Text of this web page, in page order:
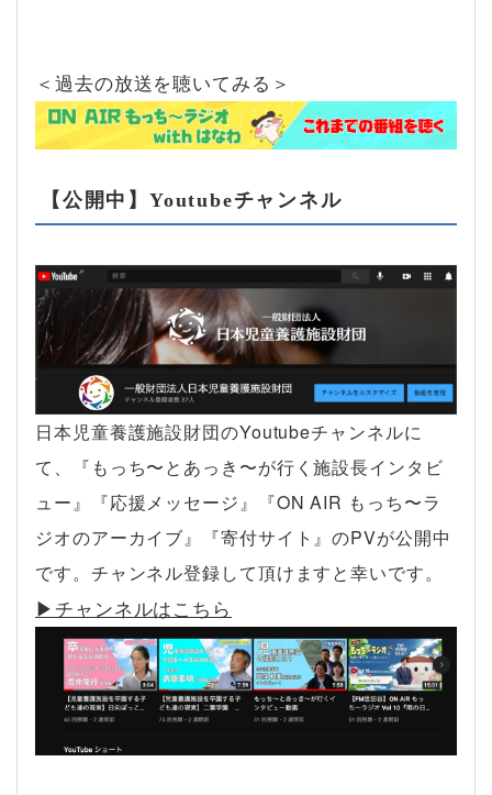
＜過去の放送を聴いてみる＞
【公開中】Youtubeチャンネル
日本児童養護施設財団のYoutubeチャンネルに
て、『もっち〜とあっき〜が行く施設長インタビ
ュー』『応援メッセージ』『ON AIR もっち〜ラ
ジオのアーカイブ』『寄付サイト』のPVが公開中
です。チャンネル登録して頂けますと幸いです。
▶︎チャンネルはこちら